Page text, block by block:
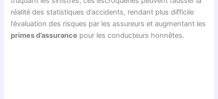
réalité des statistiques d’accidents, rendant plus difficile
l’évaluation des risques par les assureurs et augmentant les
primes d’assurance pour les conducteurs honnêtes.